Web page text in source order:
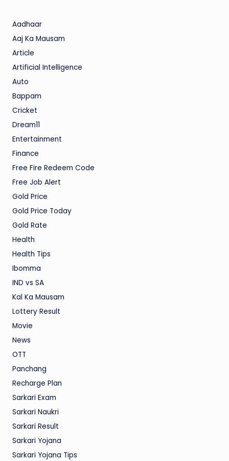
Aadhaar
Aaj Ka Mausam
Article
Artificial Intelligence
Auto
Bappam
Cricket
Dream11
Entertainment
Finance
Free Fire Redeem Code
Free Job Alert
Gold Price
Gold Price Today
Gold Rate
Health
Health Tips
Ibomma
IND vs SA
Kal Ka Mausam
Lottery Result
Movie
News
OTT
Panchang
Recharge Plan
Sarkari Exam
Sarkari Naukri
Sarkari Result
Sarkari Yojana
Sarkari Yojana Tips